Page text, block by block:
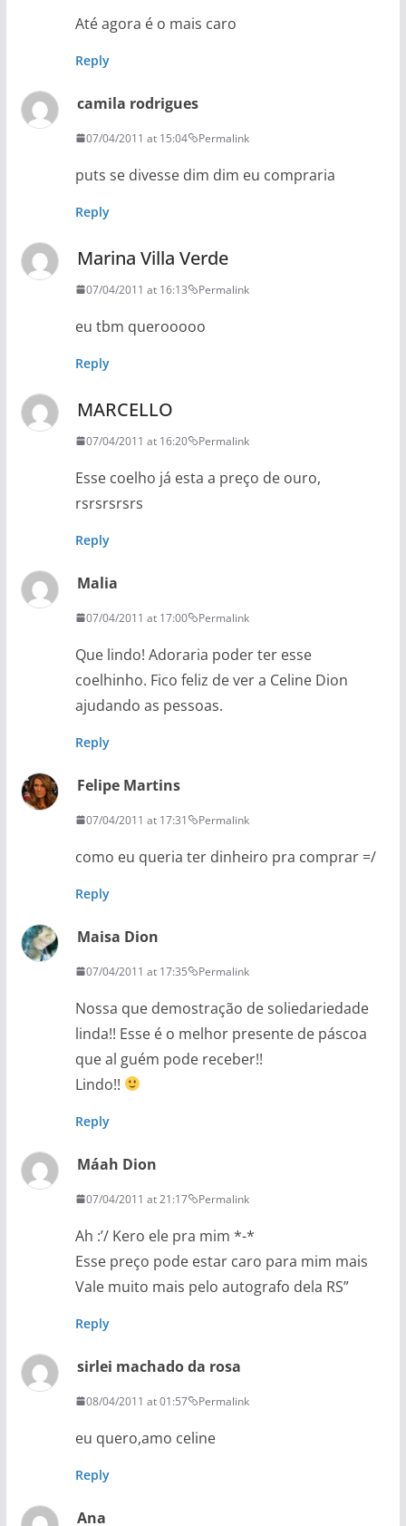
Até agora é o mais caro
Reply
camila rodrigues
07/04/2011 at 15:04 Permalink
puts se divesse dim dim eu compraria
Reply
Marina Villa Verde
07/04/2011 at 16:13 Permalink
eu tbm querooooo
Reply
MARCELLO
07/04/2011 at 16:20 Permalink
Esse coelho já esta a preço de ouro,
rsrsrsrsrs
Reply
Malia
07/04/2011 at 17:00 Permalink
Que lindo! Adoraria poder ter esse
coelhinho. Fico feliz de ver a Celine Dion
ajudando as pessoas.
Reply
Felipe Martins
07/04/2011 at 17:31 Permalink
como eu queria ter dinheiro pra comprar =/
Reply
Maisa Dion
07/04/2011 at 17:35 Permalink
Nossa que demostração de soliedariedade
linda!! Esse é o melhor presente de páscoa
que al guém pode receber!!
Lindo!!
Reply
Máah Dion
07/04/2011 at 21:17 Permalink
Ah :’/ Kero ele pra mim *-*
Esse preço pode estar caro para mim mais
Vale muito mais pelo autografo dela RS”
Reply
sirlei machado da rosa
08/04/2011 at 01:57 Permalink
eu quero,amo celine
Reply
Ana